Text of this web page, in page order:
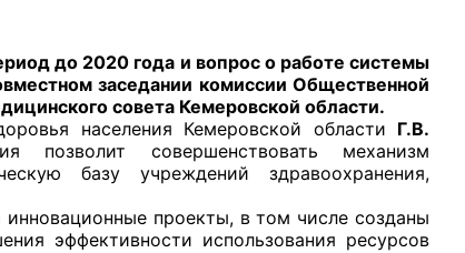
СВЯЗЬ
до 2020 года и вопрос о работе системы
заседании комиссии Общественной
совета Кемеровской области.
населения Кемеровской области Г.В.
позволит совершенствовать механизм
базу учреждений здравоохранения,
проекты, в том числе созданы
эффективности использования ресурсов